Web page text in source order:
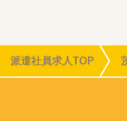
派遣社員求人TOP